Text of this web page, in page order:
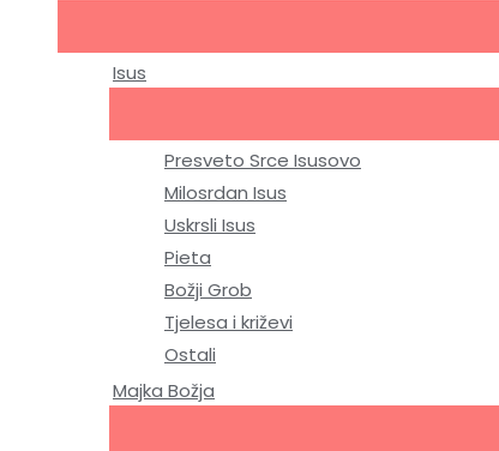
Isus
Presveto Srce Isusovo
Milosrdan Isus
Uskrsli Isus
Pieta
Božji Grob
Tjelesa i križevi
Ostali
Majka Božja